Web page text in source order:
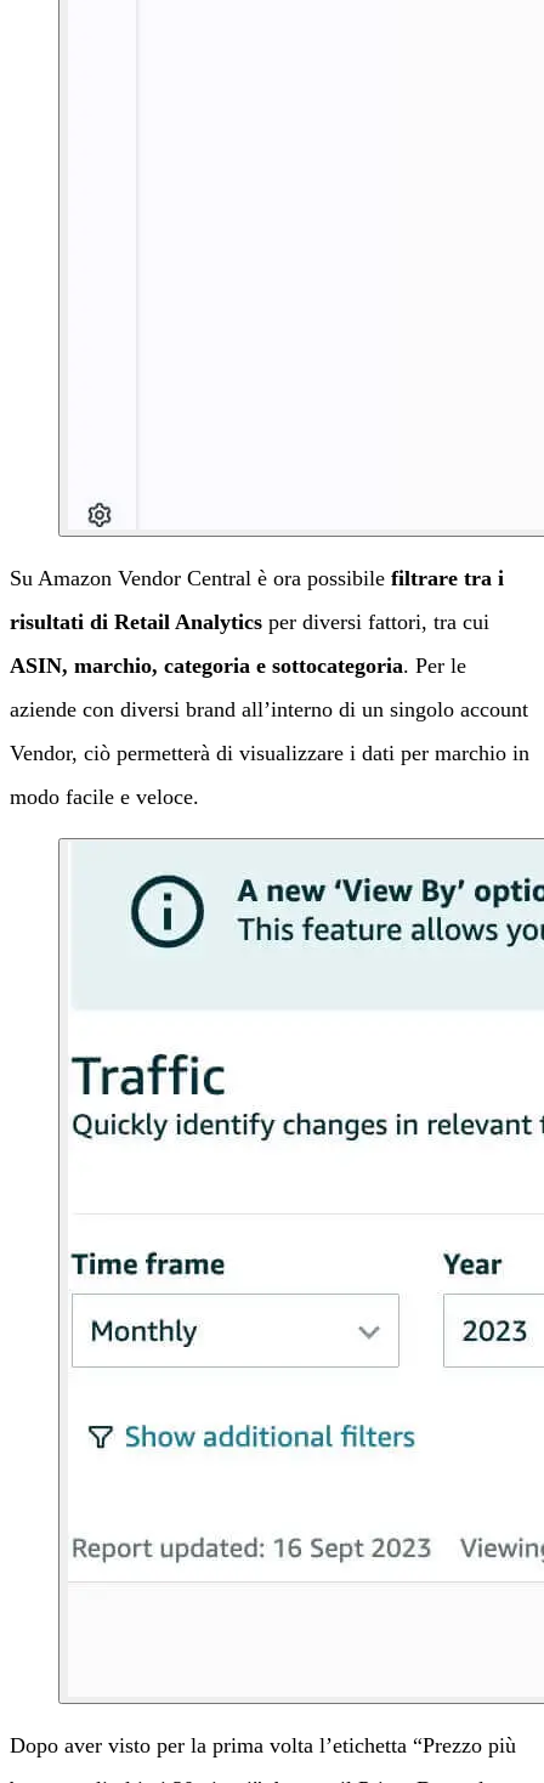
Su Amazon Vendor Central è ora possibile filtrare tra i
risultati di Retail Analytics per diversi fattori, tra cui
ASIN, marchio, categoria e sottocategoria. Per le
aziende con diversi brand all’interno di un singolo account
Vendor, ciò permetterà di visualizzare i dati per marchio in
modo facile e veloce.
Dopo aver visto per la prima volta l’etichetta “Prezzo più